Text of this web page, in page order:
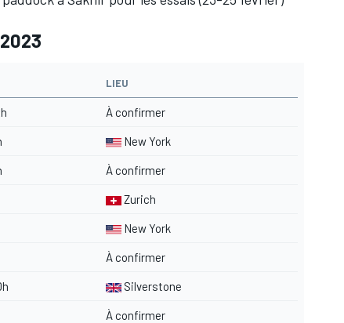
LIEU
À confirmer
New York
À confirmer
Zurich
New York
À confirmer
Silverstone
À confirmer